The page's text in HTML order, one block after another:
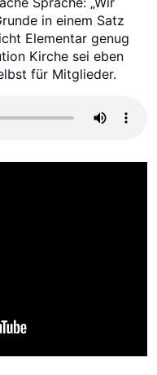
in einem Satz
Elementar genug
Kirche sei eben
für Mitglieder.